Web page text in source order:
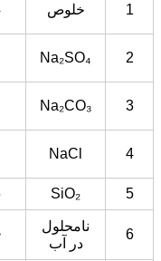
1 خلوص
2
Na₂SO₄
3
Na₂CO₃
4
NaCl
5
SiO₂
6
نامحلول
در آب